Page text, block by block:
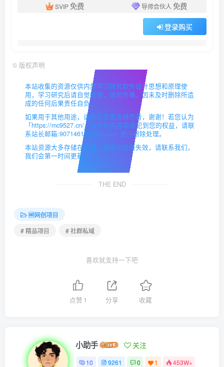
SVIP免费 导师合伙人 免费
登录购买
© 版权声明
本站收集的资源仅供内部学习研究软件设计思想和原理使
用，学习研究后请自觉删除，请勿传播，因未及时删除所造
成的任何后果责任自负。
如果用于其他用途，请购买正版支持作者，谢谢！若您认为
「https://mc9527.cn/」发布的内容若侵犯到您的权益，请联
系站长邮箱:907146180@qq.com 进行删除处理。
本站资源大多存储在云盘，如发现链接失效，请联系我们，
我们会第一时间更新。
THE END
🆓网创项目
# 精品项目
# 社群私域
喜欢就支持一下吧
点赞 1 分享 收藏
小助手 关注
10 9261 0 1 453W+